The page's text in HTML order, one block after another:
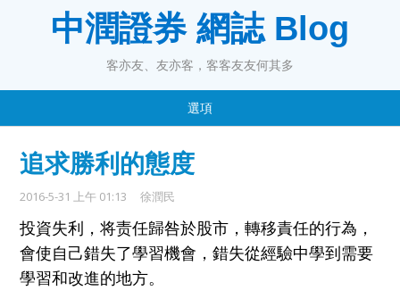
中潤證券 網誌 Blog
客亦友、友亦客，客客友友何其多
選項
追求勝利的態度
2016-5-31 上午 01:13 徐潤民
投資失利，将责任歸咎於股市，轉移責任的行為，
會使自己錯失了學習機會 ，錯失從經驗中學到需要
學習和改進的地方。